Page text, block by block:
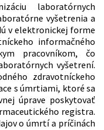
laboratórnych
vyšetrenia a
v elektronickej forme
informačného
pracovníkom, čo
vyšetrení.
zdravotníckeho
s úmrtiami, ktoré sa
úprave poskytovať
registra.
o úmrtí a príčinách